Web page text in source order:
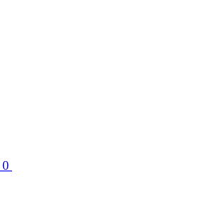
0